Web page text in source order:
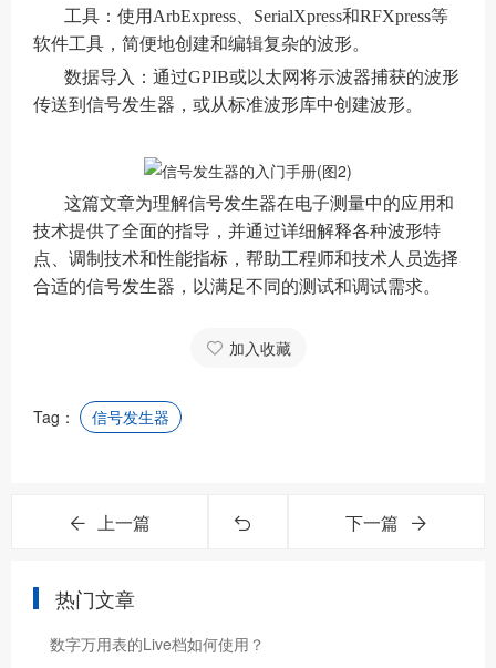
工具：使用ArbExpress、SerialXpress和RFXpress等
软件工具，简便地创建和编辑复杂的波形。
数据导入：通过GPIB或以太网将示波器捕获的波形
传送到信号发生器，或从标准波形库中创建波形。
这篇文章为理解信号发生器在电子测量中的应用和
技术提供了全面的指导，并通过详细解释各种波形特
点、调制技术和性能指标，帮助工程师和技术人员选择
合适的信号发生器，以满足不同的测试和调试需求。
加入收藏
Tag： 信号发生器
上一篇 下一篇
热门文章
数字万用表的Live档如何使用？